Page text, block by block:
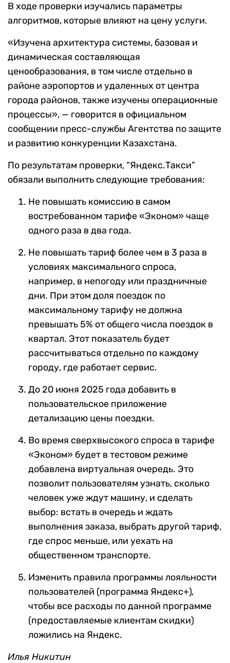
В ходе проверки изучались параметры
алгоритмов, которые влияют на цену услуги.
«Изучена архитектура системы, базовая и
динамическая составляющая
ценообразования, в том числе отдельно в
районе аэропортов и удаленных от центра
города районов, также изучены операционные
процессы», — говорится в официальном
сообщении пресс-службы Агентства по защите
и развитию конкуренции Казахстана.
По результатам проверки, “Яндекс.Такси”
обязали выполнить следующие требования:
Не повышать комиссию в самом
востребованном тарифе «Эконом» чаще
одного раза в два года.
Не повышать тариф более чем в 3 раза в
условиях максимального спроса,
например, в непогоду или праздничные
дни. При этом доля поездок по
максимальному тарифу не должна
превышать 5% от общего числа поездок в
квартал. Этот показатель будет
рассчитываться отдельно по каждому
городу, где работает сервис.
До 20 июня 2025 года добавить в
пользовательское приложение
детализацию цены поездки.
Во время сверхвысокого спроса в тарифе
«Эконом» будет в тестовом режиме
добавлена виртуальная очередь. Это
позволит пользователям узнать, сколько
человек уже ждут машину, и сделать
выбор: встать в очередь и ждать
выполнения заказа, выбрать другой тариф,
где спрос меньше, или уехать на
общественном транспорте.
Изменить правила программы лояльности
пользователей (программа Яндекс+),
чтобы все расходы по данной программе
(предоставляемые клиентам скидки)
ложились на Яндекс.
Илья Никитин